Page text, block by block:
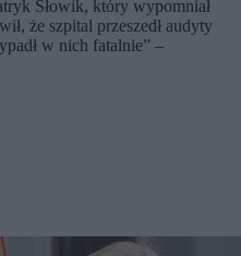
Słowik, który wypomniał
że szpital przeszedł audyty
w nich fatalnie” –